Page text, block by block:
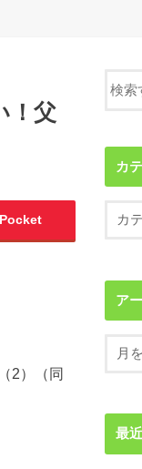
！父
Pocket
2）（同
カ
ア
最